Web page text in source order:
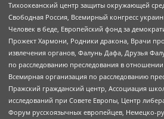
Тихоокеанский центр защиты окружающей
Свободная Россия, Всемирный конгресс
Человек в беде, Европейский фонд за
Прожект Хармони, Родники дракона, Врачи
извлечения органов, Фалунь Дафа, Друзья
по расследованию преследования в
Всемирная организация по расследованию
Пражский гражданский центр, Ассоциация
исследований при Совете Европы, Центр
Форум русскоязычных европейцев, Немецко-